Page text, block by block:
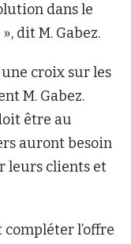
dans le
dit M. Gabez.
croix sur les
M. Gabez.
être au
auront besoin
leurs clients et
l’offre